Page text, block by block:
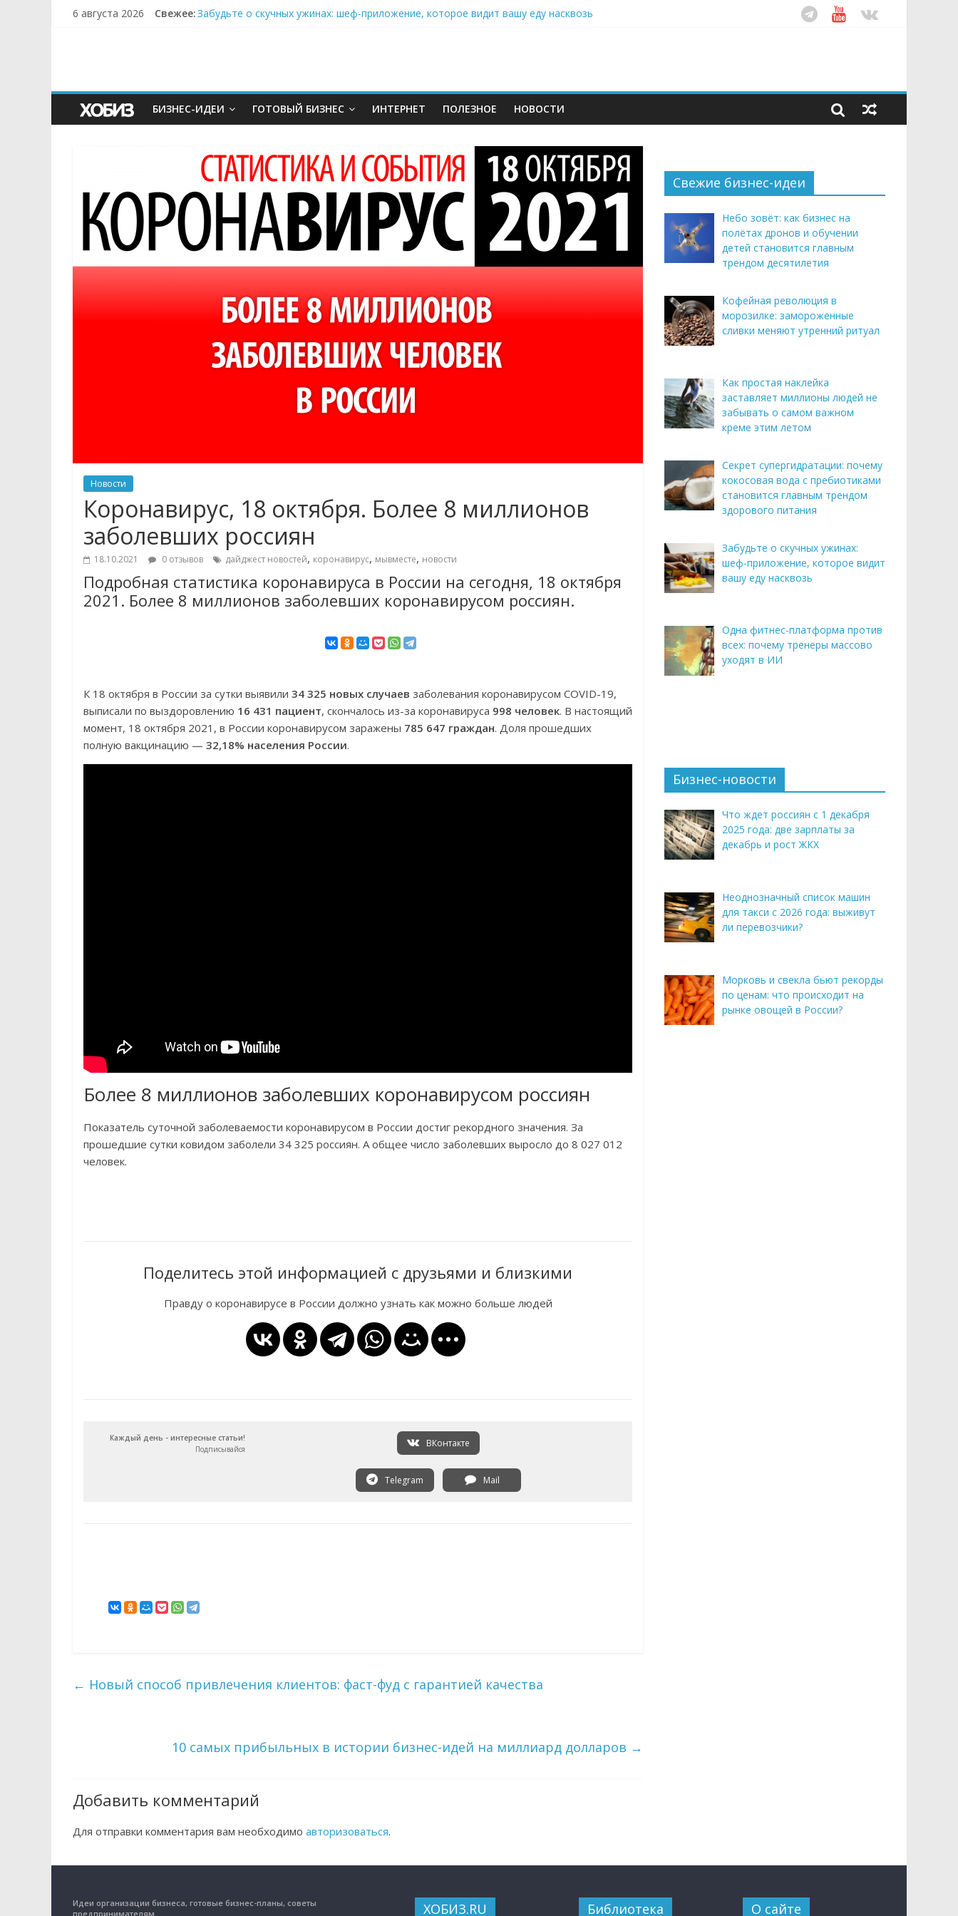
6 августа 2026 Свежее:Забудьте о скучных ужинах: шеф-приложение, которое видит вашу еду насквозь
БИЗНЕС-ИДЕИ ГОТОВЫЙ БИЗНЕС ИНТЕРНЕТ ПОЛЕЗНОЕ НОВОСТИ
Новости
Коронавирус, 18 октября. Более 8 миллионов
заболевших россиян
18.10.2021 0 отзывов дайджест новостей, коронавирус, мывместе, новости
Подробная статистика коронавируса в России на сегодня, 18 октября
2021. Более 8 миллионов заболевших коронавирусом россиян.
К 18 октября в России за сутки выявили 34 325 новых случаев заболевания коронавирусом COVID-19,
выписали по выздоровлению 16 431 пациент, скончалось из-за коронавируса 998 человек. В настоящий
момент, 18 октября 2021, в России коронавирусом заражены 785 647 граждан. Доля прошедших
полную вакцинацию — 32,18% населения России.
Более 8 миллионов заболевших коронавирусом россиян
Показатель суточной заболеваемости коронавирусом в России достиг рекордного значения. За
прошедшие сутки ковидом заболели 34 325 россиян. А общее число заболевших выросло до 8 027 012
человек.
Поделитесь этой информацией с друзьями и близкими
Правду о коронавирусе в России должно узнать как можно больше людей
Каждый день - интересные статьи!
Подписывайся
ВКонтакте
Telegram Mail
← Новый способ привлечения клиентов: фаст-фуд с гарантией качества
10 самых прибыльных в истории бизнес-идей на миллиард долларов →
Добавить комментарий
Для отправки комментария вам необходимо авторизоваться.
Свежие бизнес-идеи
Небо зовёт: как бизнес на
полётах дронов и обучении
детей становится главным
трендом десятилетия
Кофейная революция в
морозилке: замороженные
сливки меняют утренний ритуал
Как простая наклейка
заставляет миллионы людей не
забывать о самом важном
креме этим летом
Секрет супергидратации: почему
кокосовая вода с пребиотиками
становится главным трендом
здорового питания
Забудьте о скучных ужинах:
шеф-приложение, которое видит
вашу еду насквозь
Одна фитнес-платформа против
всех: почему тренеры массово
уходят в ИИ
Бизнес-новости
Что ждет россиян с 1 декабря
2025 года: две зарплаты за
декабрь и рост ЖКХ
Неоднозначный список машин
для такси с 2026 года: выживут
ли перевозчики?
Морковь и свекла бьют рекорды
по ценам: что происходит на
рынке овощей в России?
Идеи организации бизнеса, готовые бизнес-планы, советы
предпринимателям.
ХОБИЗ.RU Библиотека О сайте